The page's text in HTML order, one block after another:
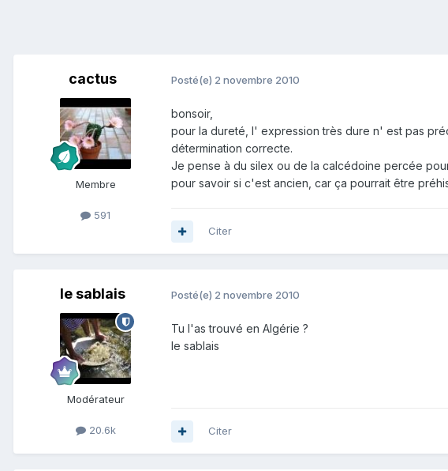
cactus
Membre
591
Posté(e) 2 novembre 2010
bonsoir,
pour la dureté, l' expression très dure n' est pas
détermination correcte.
Je pense à du silex ou de la calcédoine percée
pour savoir si c'est ancien, car ça pourrait être
Citer
le sablais
Modérateur
20.6k
Posté(e) 2 novembre 2010
Tu l'as trouvé en Algérie ?
le sablais
Citer